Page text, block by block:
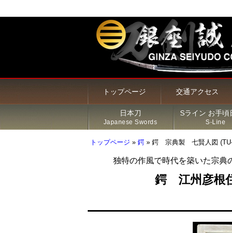
トップページ 交通アクセス
日本刀
Japanese Swords
Sライン お手頃
S-Line
Sライン 商品一覧
甲冑・鎧・兜
居合刀（模造刀）
トップページ » 鍔 » 鍔 宗典製 七賢人図 (TU-
独特の作風で時代を築いた宗典
鍔 江州彦根